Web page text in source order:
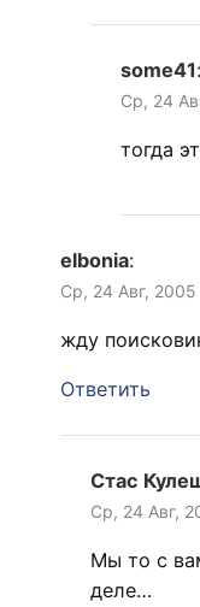
some41:
Ср, 24
тогда
elbonia:
Ср, 24 Авг,
жду
Ответить
Стас
Ср, 24 Авг,
Мы то с
деле…